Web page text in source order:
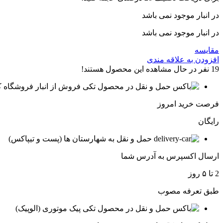
در انبار موجود نمی باشد
در انبار موجود نمی باشد
مقایسه
افزودن به علاقه مندی
19 نفر در حال مشاهده این محصول هستند!
فروش از انبار فروشگاه
فرصت خرید امروز
رایگان
حمل و نقل به شهارستان ها (پست و تیپاکس)
ارسال اکسپرس به آدرس شما
2 تا ۵ روز
طبق تعرفه مصوب
پیک موتوری (الوپیک)